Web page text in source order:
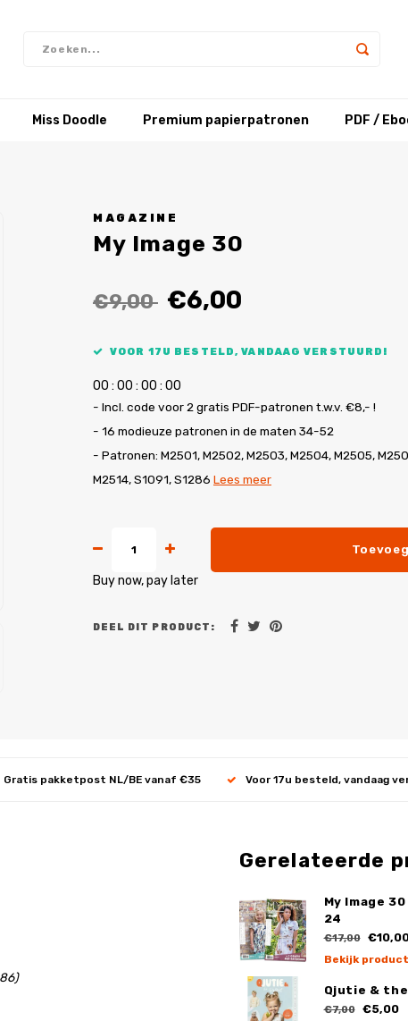
Miss Doodle Premium papierpatronen PDF /
MAGAZINE
My Image 30
€9,00 €6,00
VOOR 17U BESTELD, VANDAAG VERSTUURD!
00 : 00 : 00 : 00
- Incl. code voor 2 gratis PDF-patronen t.w.v. €8,- !
- 16 modieuze patronen in de maten 34-52
- Patronen: M2501, M2502, M2503, M2504, M2505,
M2514, S1091, S1286 Lees meer
Buy now, pay later
DEEL DIT PRODUCT:
Gratis pakketpost NL/BE vanaf €35 Voor 17u besteld, vandaag
Gerelateerde
My Image
24
€17,00
Bekijk product
Qjutie &
€7,00 €5,00